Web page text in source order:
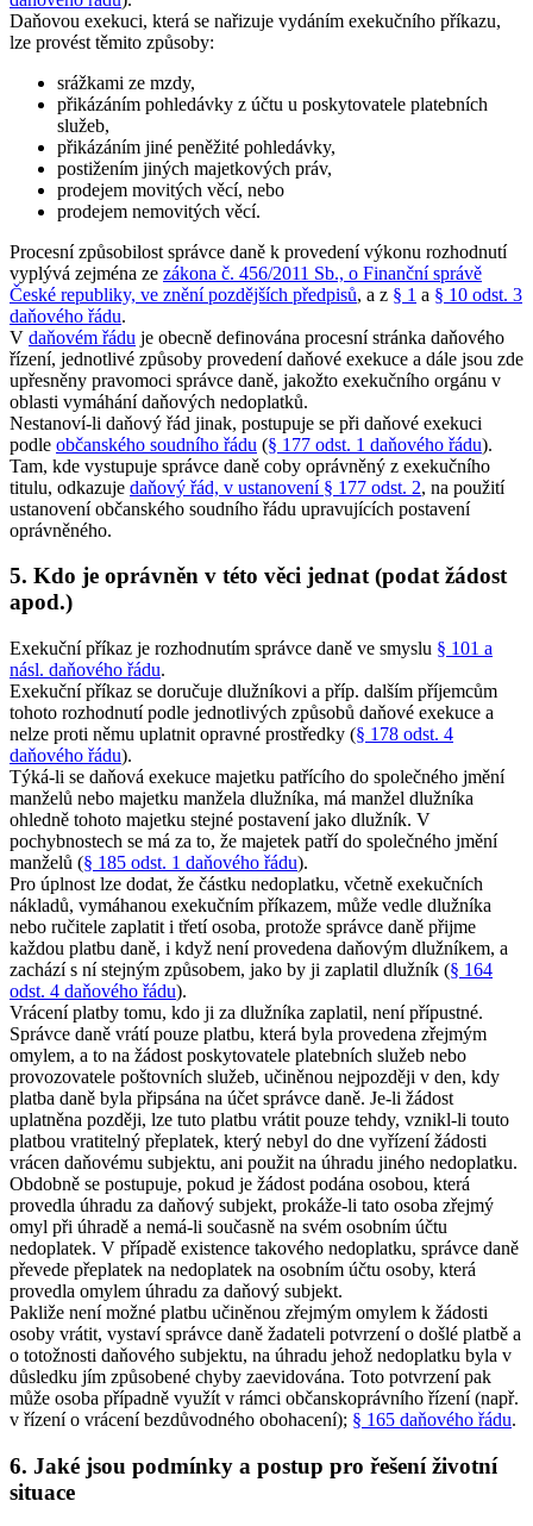
Daňovou exekuci, která se nařizuje vydáním exekučního příkazu,
lze provést těmito způsoby:
srážkami ze mzdy,
přikázáním pohledávky z účtu u poskytovatele platebních
služeb,
přikázáním jiné peněžité pohledávky,
postižením jiných majetkových práv,
prodejem movitých věcí, nebo
prodejem nemovitých věcí.
Procesní způsobilost správce daně k provedení výkonu rozhodnutí
vyplývá zejména ze zákona č. 456/2011 Sb., o Finanční správě
České republiky, ve znění pozdějších předpisů, a z § 1 a § 10 odst. 3
daňového řádu.
V daňovém řádu je obecně definována procesní stránka daňového
řízení, jednotlivé způsoby provedení daňové exekuce a dále jsou zde
upřesněny pravomoci správce daně, jakožto exekučního orgánu v
oblasti vymáhání daňových nedoplatků.
Nestanoví-li daňový řád jinak, postupuje se při daňové exekuci
podle občanského soudního řádu (§ 177 odst. 1 daňového řádu).
Tam, kde vystupuje správce daně coby oprávněný z exekučního
titulu, odkazuje daňový řád, v ustanovení § 177 odst. 2, na použití
ustanovení občanského soudního řádu upravujících postavení
oprávněného.
5. Kdo je oprávněn v této věci jednat (podat žádost
apod.)
Exekuční příkaz je rozhodnutím správce daně ve smyslu § 101 a
násl. daňového řádu.
Exekuční příkaz se doručuje dlužníkovi a příp. dalším příjemcům
tohoto rozhodnutí podle jednotlivých způsobů daňové exekuce a
nelze proti němu uplatnit opravné prostředky (§ 178 odst. 4
daňového řádu).
Týká-li se daňová exekuce majetku patřícího do společného jmění
manželů nebo majetku manžela dlužníka, má manžel dlužníka
ohledně tohoto majetku stejné postavení jako dlužník. V
pochybnostech se má za to, že majetek patří do společného jmění
manželů (§ 185 odst. 1 daňového řádu).
Pro úplnost lze dodat, že částku nedoplatku, včetně exekučních
nákladů, vymáhanou exekučním příkazem, může vedle dlužníka
nebo ručitele zaplatit i třetí osoba, protože správce daně přijme
každou platbu daně, i když není provedena daňovým dlužníkem, a
zachází s ní stejným způsobem, jako by ji zaplatil dlužník (§ 164
odst. 4 daňového řádu).
Vrácení platby tomu, kdo ji za dlužníka zaplatil, není přípustné.
Správce daně vrátí pouze platbu, která byla provedena zřejmým
omylem, a to na žádost poskytovatele platebních služeb nebo
provozovatele poštovních služeb, učiněnou nejpozději v den, kdy
platba daně byla připsána na účet správce daně. Je-li žádost
uplatněna později, lze tuto platbu vrátit pouze tehdy, vznikl-li touto
platbou vratitelný přeplatek, který nebyl do dne vyřízení žádosti
vrácen daňovému subjektu, ani použit na úhradu jiného nedoplatku.
Obdobně se postupuje, pokud je žádost podána osobou, která
provedla úhradu za daňový subjekt, prokáže-li tato osoba zřejmý
omyl při úhradě a nemá-li současně na svém osobním účtu
nedoplatek. V případě existence takového nedoplatku, správce daně
převede přeplatek na nedoplatek na osobním účtu osoby, která
provedla omylem úhradu za daňový subjekt.
Pakliže není možné platbu učiněnou zřejmým omylem k žádosti
osoby vrátit, vystaví správce daně žadateli potvrzení o došlé platbě a
o totožnosti daňového subjektu, na úhradu jehož nedoplatku byla v
důsledku jím způsobené chyby zaevidována. Toto potvrzení pak
může osoba případně využít v rámci občanskoprávního řízení (např.
v řízení o vrácení bezdůvodného obohacení); § 165 daňového řádu.
6. Jaké jsou podmínky a postup pro řešení životní
situace